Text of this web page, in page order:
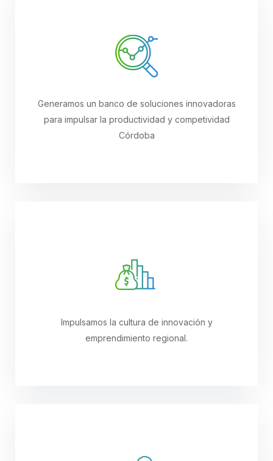
Generamos un banco de soluciones innovadoras
para impulsar la productividad y competividad
Córdoba
Impulsamos la cultura de innovación y
emprendimiento regional.